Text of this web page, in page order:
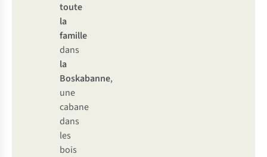
toute
la
famille
dans
la
Boskabanne,
une
cabane
dans
les
bois